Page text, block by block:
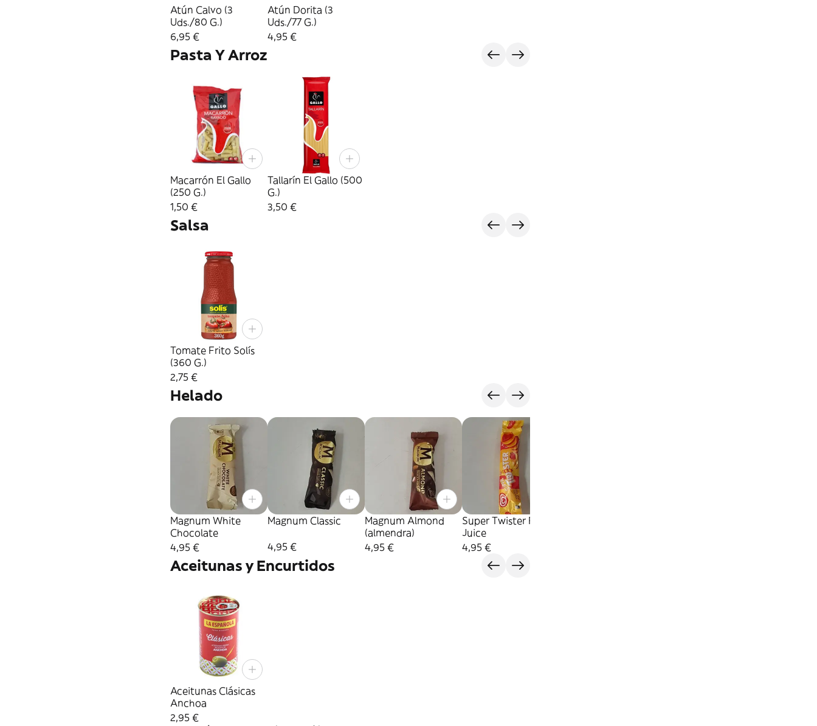
Atún Calvo (3
Uds./80 G.)
6,95 €
Atún Dorita (3
Uds./77 G.)
4,95 €
Pasta Y Arroz
Macarrón El Gallo
(250 G.)
1,50 €
Tallarín El Gallo (500
G.)
3,50 €
Salsa
Tomate Frito Solís
(360 G.)
2,75 €
Helado
Magnum White
Chocolate
4,95 €
Magnum Classic
4,95 €
Magnum Almond
(almendra)
4,95 €
Super Twister Fruit
Juice
4,95 €
Aceitunas y Encurtidos
Aceitunas Clásicas
Anchoa
2,95 €